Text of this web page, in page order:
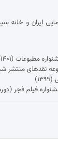
ایران و خانه
مطبوعات (۱۴۰۱)
نقدهای منتشر شده
فیلم فجر